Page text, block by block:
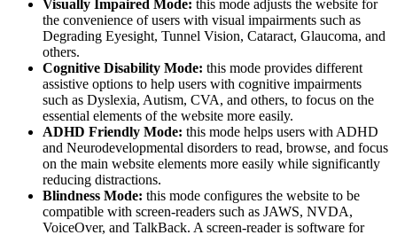
Visually Impaired Mode: this mode adjusts the website for
the convenience of users with visual impairments such as
Degrading Eyesight, Tunnel Vision, Cataract, Glaucoma, and
others.
Cognitive Disability Mode: this mode provides different
assistive options to help users with cognitive impairments
such as Dyslexia, Autism, CVA, and others, to focus on the
essential elements of the website more easily.
ADHD Friendly Mode: this mode helps users with ADHD
and Neurodevelopmental disorders to read, browse, and focus
on the main website elements more easily while significantly
reducing distractions.
Blindness Mode: this mode configures the website to be
compatible with screen-readers such as JAWS, NVDA,
VoiceOver, and TalkBack. A screen-reader is software for